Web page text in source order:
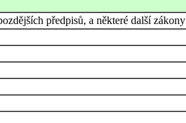
předpisů, a některé další zákony